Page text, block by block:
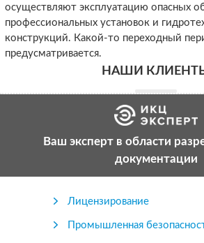
осуществляют эксплуатацию опасных
профессиональных установок и
конструкций. Какой-то переходный
предусматривается.
НАШИ
Ваш эксперт в области
документации
Лицензирование
Промышленная